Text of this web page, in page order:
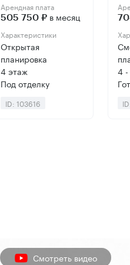
Арендная плата
505 750 ₽ в месяц
Характеристики
Открытая
планировка
4 этаж
Под отделку
ID: 103616
4
Смотреть видео